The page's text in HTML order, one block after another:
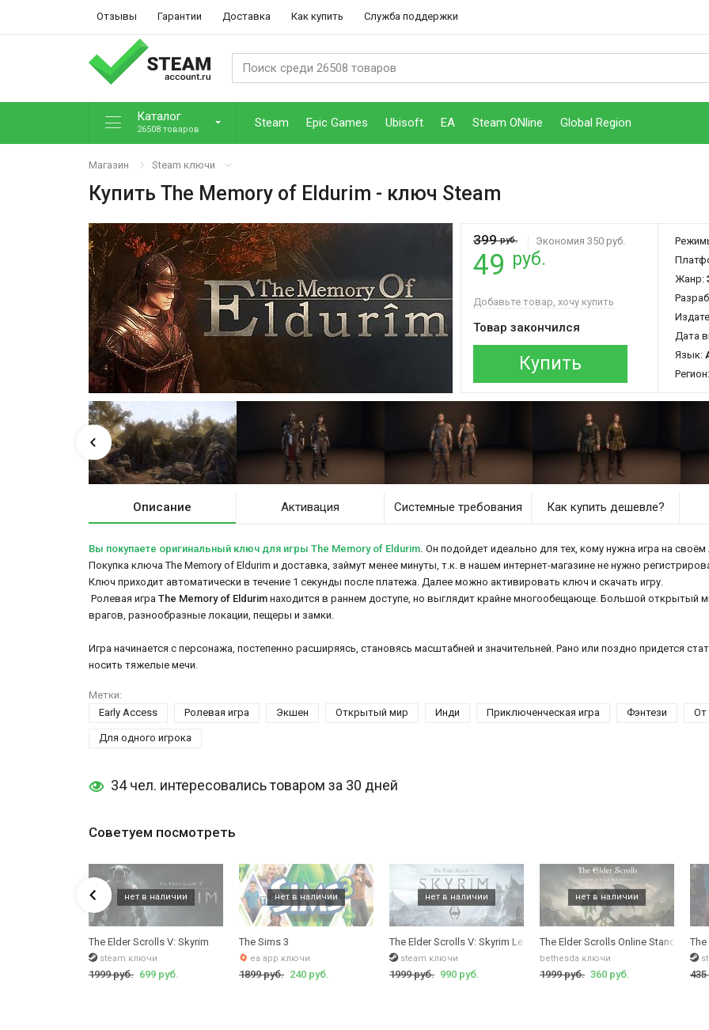
Отзывы Гарантии Доставка Как купить Служба поддержки
Каталог
26508 товаров Steam Epic Games Ubisoft EA Steam ONline Global Region
Магазин Steam ключи
Купить The Memory of Eldurim - ключ Steam
399руб. Экономия 350 руб.
49 руб.
Добавьте товар, хочу купить
Товар закончился
Купить
Жанр:
Дата
Язык:
Регион:
Описание Активация Системные требования Как купить дешевле?
Вы покупаете оригинальный ключ для игры The Memory of Eldurim. Он подойдет идеально для тех, кому нужна игра на своём
Покупка ключа The Memory of Eldurim и доставка, займут менее минуты, т.к. в нашем интернет-магазине не нужно
Ключ приходит автоматически в течение 1 секунды после платежа. Далее можно активировать ключ и скачать игру.
Ролевая игра The Memory of Eldurim находится в раннем доступе, но выглядит крайне многообещающе. Большой
врагов, разнообразные локации, пещеры и замки.
Игра начинается с персонажа, постепенно расширяясь, становясь масштабней и значительней. Рано или поздно придется
носить тяжелые мечи.
Метки:
Early Access
Ролевая игра Экшен Открытый мир Инди Приключенческая игра Фэнтези От
Для одного игрока
34 чел. интересовались товаром за 30 дней
Советуем посмотреть
The Elder Scrolls V: Skyrim
steam ключи
1999 руб. 699 руб.
The Sims 3
ea app ключи
1899 руб. 240 руб.
The Elder Scrolls V: Skyrim Legendary Edition
steam ключи
1999 руб. 990 руб.
The Elder Scrolls Online Standart
bethesda ключи
1999 руб. 360 руб. 435